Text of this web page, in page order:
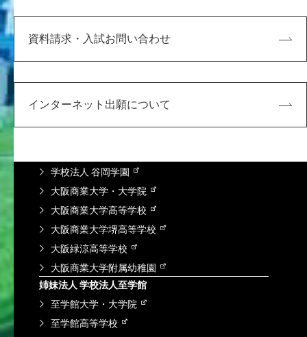
資料請求・入試お問い合わせ
インターネット出願について
研究・社会連携
学内向け
Microsoft365
学校法人 谷岡学園
大阪商業大学・大学院
大阪商業大学高等学校
大阪商業大学堺高等学校
大阪緑涼高等学校
大阪商業大学附属幼稚園
姉妹法人 学校法人至学館
至学館大学・大学院
至学館高等学校